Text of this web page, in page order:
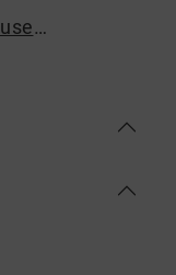
kultur.muelheim-ruhr.de/kunstmuseum